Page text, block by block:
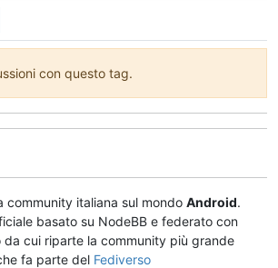
con questo tag.
community italiana sul mondo Android.
basato su NodeBB e federato con
cui riparte la community più grande
fa parte del Fediverso